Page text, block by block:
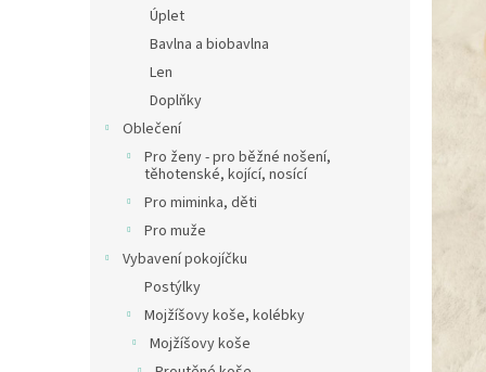
Úplet
Bavlna a biobavlna
Len
Doplňky
Oblečení
Pro ženy - pro běžné nošení,
těhotenské, kojící, nosící
Pro miminka, děti
Pro muže
Vybavení pokojíčku
Postýlky
Mojžíšovy koše, kolébky
Mojžíšovy koše